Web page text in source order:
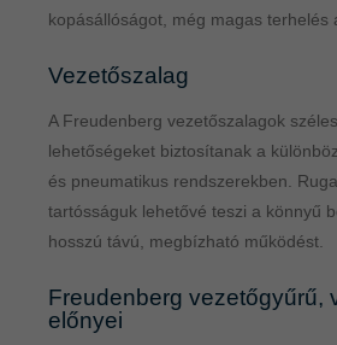
kopásállóságot, még magas terhelés
Vezetőszalag
A Freudenberg vezetőszalagok
lehetőségeket biztosítanak a
és pneumatikus rendszerekben.
tartósságuk lehetővé teszi a könnyű
hosszú távú, megbízható működést.
Freudenberg vezetőgyűrű,
előnyei